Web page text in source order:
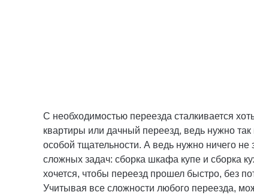
С необходимостью переезда сталкивается
квартиры или дачный переезд, ведь нужно так
особой тщательности. А ведь нужно ничего
сложных задач: сборка шкафа купе и сборка
хочется, чтобы переезд прошел быстро, без
Учитывая все сложности любого переезда,